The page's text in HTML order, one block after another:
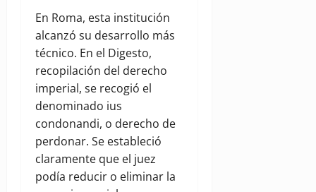
En Roma, esta institución
alcanzó su desarrollo más
técnico. En el Digesto,
recopilación del derecho
imperial, se recogió el
denominado ius
condonandi, o derecho de
perdonar. Se estableció
claramente que el juez
podía reducir o eliminar la